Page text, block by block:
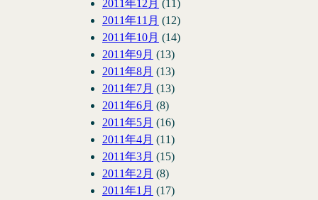
2011年12月 (11)
2011年11月 (12)
2011年10月 (14)
2011年9月 (13)
2011年8月 (13)
2011年7月 (13)
2011年6月 (8)
2011年5月 (16)
2011年4月 (11)
2011年3月 (15)
2011年2月 (8)
2011年1月 (17)